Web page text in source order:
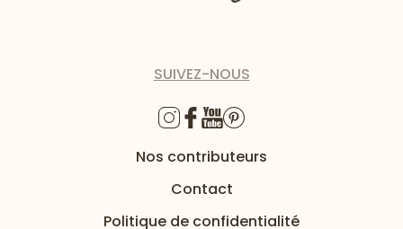
SUIVEZ-NOUS
Nos contributeurs
Contact
Politique de confidentialité